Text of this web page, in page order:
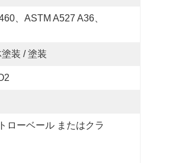
、ASTM A527 A36、
装 / 塗装
ローベール またはクラ